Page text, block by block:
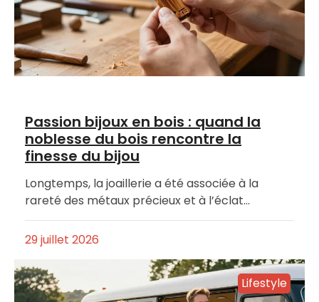
Passion bijoux en bois : quand la
noblesse du bois rencontre la
finesse du bijou
Longtemps, la joaillerie a été associée à la
rareté des métaux précieux et à l’éclat…
29 juillet 2026
Lifestyle